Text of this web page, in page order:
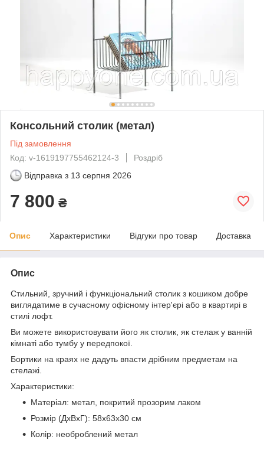
Консольний столик (метал)
Під замовлення
Код: v-1619197755462124-3
Роздріб
Відправка з 13 серпня 2026
7 800 ₴
Опис Характеристики Відгуки про товар Доставка
Опис
Стильний, зручний і функціональний столик з кошиком добре
виглядатиме в сучасному офісному інтер'єрі або в квартирі в
стилі лофт.
Ви можете використовувати його як столик, як стелаж у ванній
кімнаті або тумбу у передпокої.
Бортики на краях не дадуть впасти дрібним предметам на
стелажі.
Характеристики:
Матеріал: метал, покритий прозорим лаком
Розмір (ДхВхГ): 58х63х30 см
Колір: необроблений метал